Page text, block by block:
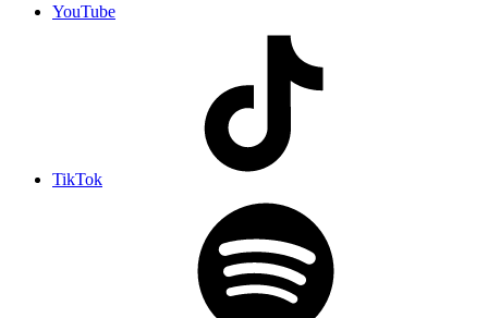
YouTube
TikTok